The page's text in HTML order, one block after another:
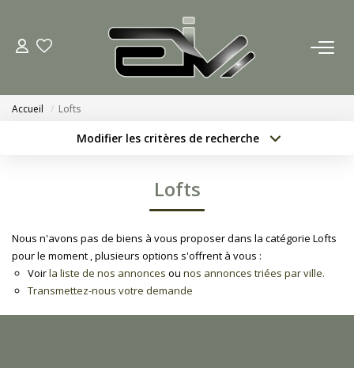
ACCUEIL
Nos Actualités
ACHETER
ESTIMATION
Accueil Lofts
Modifier les critères de recherche
Plus de critères Créer une alerte
Lofts
Nous n'avons pas de biens à vous proposer dans la catégorie Lofts
pour le moment , plusieurs options s'offrent à vous :
Voirla liste de nos annonces ou nos annonces triées par ville.
Transmettez-nous votre demande